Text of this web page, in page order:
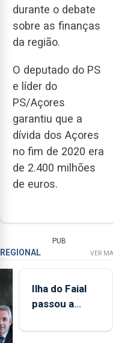
durante o debate
sobre as finanças
da região.
O deputado do PS
e líder do
PS/Açores
garantiu que a
dívida dos Açores
no fim de 2020 era
de 2.400 milhões
de euros.
PUB
REGIONAL VER
Ilha do Faial
passou a
de